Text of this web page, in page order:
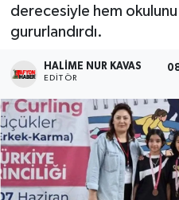
derecesiyle hem
gururlandırdı.
HALIME NUR KAVAS
EDITÖR
Ekonomi
Magazin
Etkinlikler